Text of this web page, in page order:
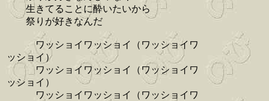
生きてることに酔いたいから
祭りが好きなんだ
ワッショイワッショイ（ワッショイワ
ッショイ）
ワッショイワッショイ（ワッショイワ
ッショイ）
ワッショイワッショイ（ワッショイワ